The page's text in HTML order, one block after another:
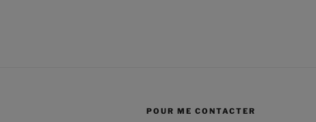
POUR ME CONTACTER